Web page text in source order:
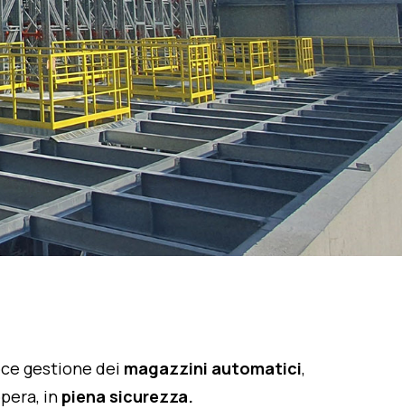
gestione dei magazzini automatici,
in piena sicurezza.